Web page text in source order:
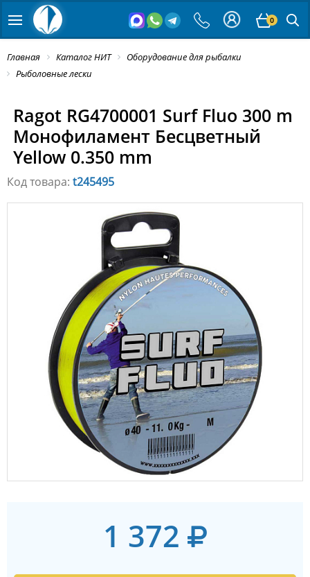
0
Главная Каталог НИТ
Оборудование для рыбалки
Рыболовные лески
Ragot RG4700001 Surf Fluo 300 m
Монофиламент Бесцветный
Yellow 0.350 mm
Код товара: t245495
1 372